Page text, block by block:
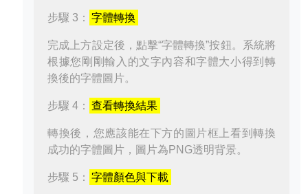
步驟 3： 字體轉換
完成上方設定後，點擊“字體轉換”按鈕。系統將
根據您剛剛輸入的文字內容和字體大小得到轉
換後的字體圖片。
步驟 4： 查看轉換結果
轉換後，您應該能在下方的圖片框上看到轉換
成功的字體圖片，圖片為PNG透明背景。
步驟 5： 字體顏色與下載